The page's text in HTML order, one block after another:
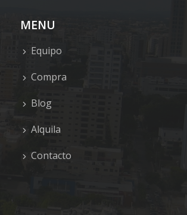
MENU
Equipo
Compra
Blog
Alquila
Contacto